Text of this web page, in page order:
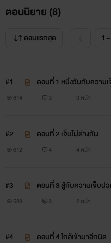
อายุ 34 ปี นักธุรกิจค้าเพชร โร
ความหลังมากมาย ไม่แม้จะเปิ
ตอนนิยาย (8)
ตอนแรกสุด
#1 ตอนที่ 1 ​หนึ่งวันกับความ
814 3 3 หน้า
#2 ตอนที่ 2 เจ็บไม่ต่างกัน
612 4 4 หน้า
#3 ตอนที่ 3 สู้กับความเจ็บป
583 3 2 หน้า
#4 ตอนที่ 4 ใกล้เข้ามาอีกนิด